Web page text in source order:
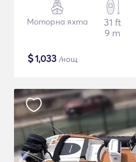
Моторна яхта
31 ft
9 m
$1,033 /нощ